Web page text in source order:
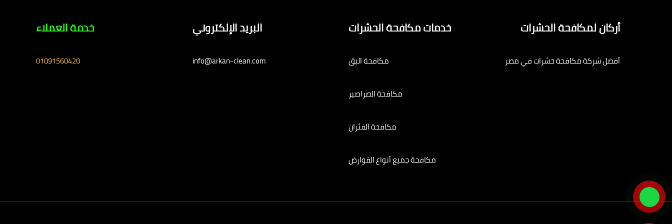
أركان لمكافحة الحشرات
أفضل شركة مكافحة حشرات في مصر
خدمات مكافحة الحشرات
مكافحة البق
مكافحة الصراصير
مكافحة الفئران
مكافحة جميع أنواع القوارض
البريد الإلكتروني
info@arkan-clean.com
خدمة العملاء
01091560420